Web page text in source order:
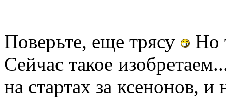
Поверьте, еще трясу
Но
Сейчас такое
на стартах за ксенонов, и